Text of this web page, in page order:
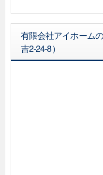
有限会社アイホーム
吉2-24-8）